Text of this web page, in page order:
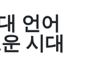
언어
시대